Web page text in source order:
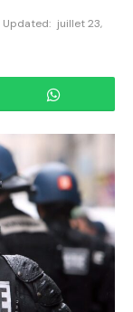
Updated: juillet 23,